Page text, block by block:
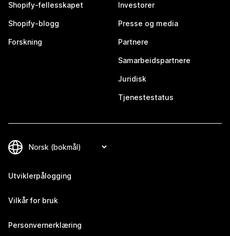
Shopify-fellesskapet
Shopify-blogg
Forskning
Investorer
Presse og media
Partnere
Samarbeidspartnere
Juridisk
Tjenestestatus
Utviklerpålogging
Vilkår for bruk
Personvernerklæring